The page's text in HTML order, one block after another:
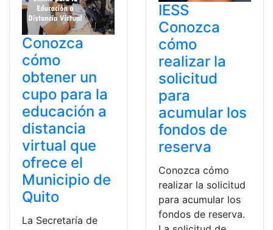
Conozca
cómo
obtener un
cupo para la
educación a
distancia
virtual que
ofrece el
Municipio de
Quito
La Secretaría de
IESS
Conozca
cómo
realizar la
solicitud
para
acumular los
fondos de
reserva
Conozca cómo
realizar la solicitud
para acumular los
fondos de reserva.